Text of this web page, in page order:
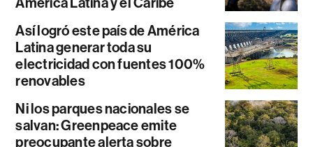
Así logró este país de América
Latina generar toda su
electricidad con fuentes 100%
renovables
Ni los parques nacionales se
salvan: Greenpeace emite
preocupante alerta sobre